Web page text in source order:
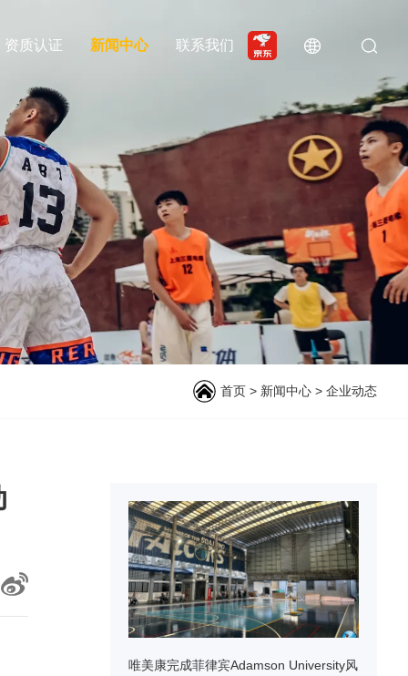
资质认证 新闻中心 联系我们
首页 > 新闻中心 >企业动态
唯美康完成菲律宾Adamson University风